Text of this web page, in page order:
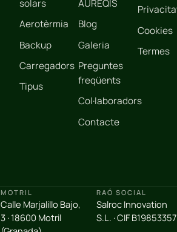
solars
Aerotèrmia
Backup
Carregadors
Tipus
AUREQIS
Blog
Galeria
Preguntes
freqüents
Col·laboradors
Contacte
Cookies
Termes
MOTRIL
Calle Marjalillo Bajo,
3 · 18600 Motril
RAÓ SOCIAL
Salroc Innovation
S.L. · CIF B19853357